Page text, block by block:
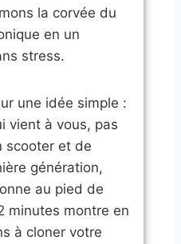
la corvée du
en un
stress.
une idée simple :
vient à vous, pas
scooter et de
génération,
au pied de
minutes montre en
à cloner votre